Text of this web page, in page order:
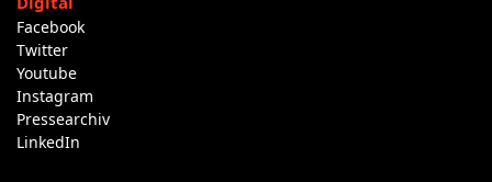
Facebook
Twitter
Youtube
Instagram
Pressearchiv
LinkedIn